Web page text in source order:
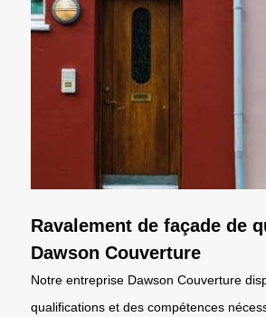
Ravalement de façade de
Dawson Couverture
Notre entreprise Dawson Couverture
qualifications et des compétences